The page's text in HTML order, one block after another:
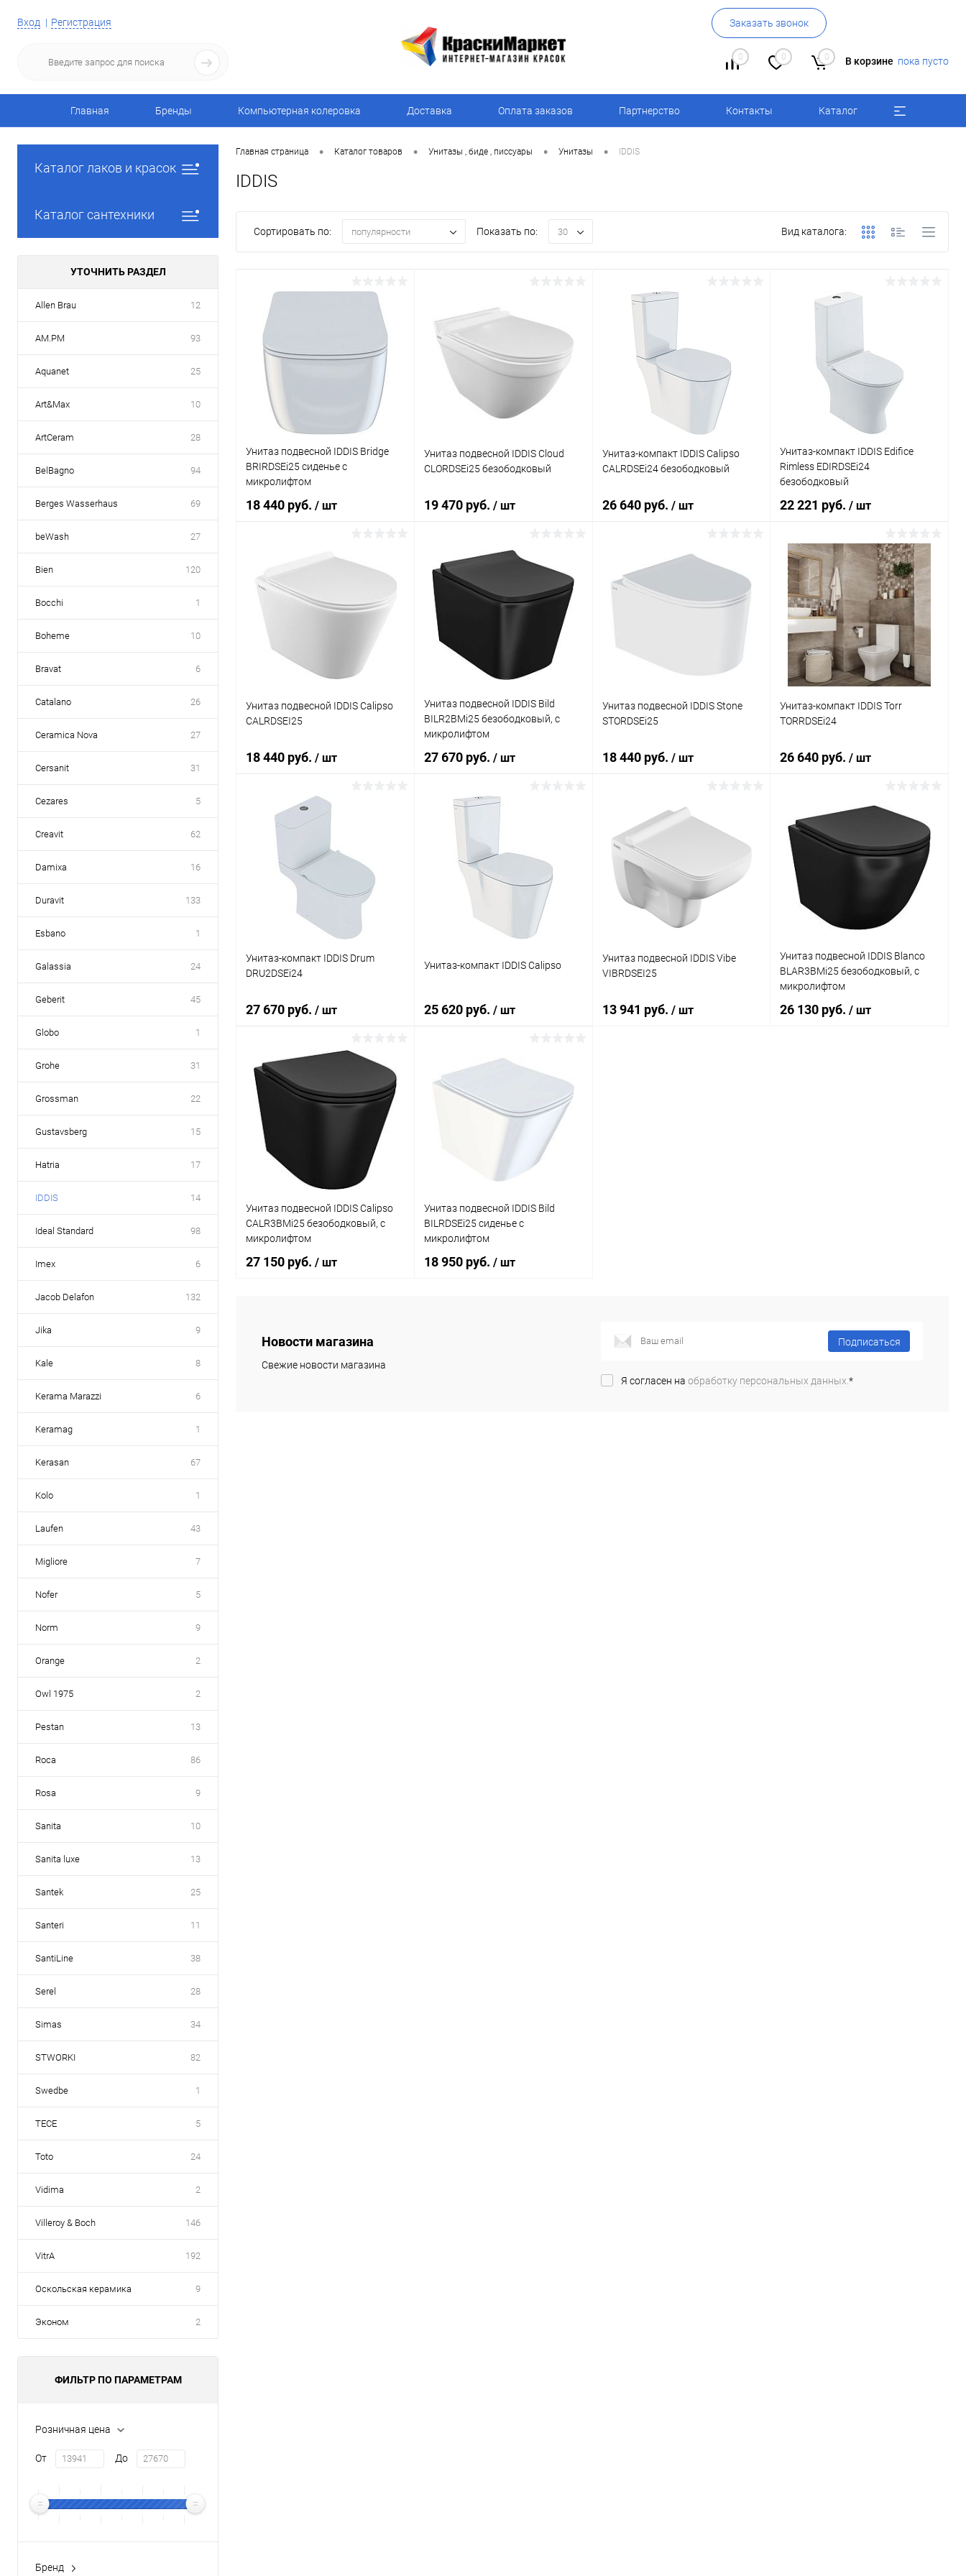
Вход Регистрация Заказать звонок
0 0 0 В корзине пока пусто
Главная Бренды Компьютерная колеровка Доставка Оплата заказов Партнерство Контакты Каталог
Каталог лаков и красок
Каталог сантехники
УТОЧНИТЬ РАЗДЕЛ
Allen Brau 12
AM.PM 93
Aquanet 25
Art&Max 10
ArtCeram 28
BelBagno 94
Berges Wasserhaus 69
beWash 27
Bien 120
Bocchi 1
Boheme 10
Bravat 6
Catalano 26
Ceramica Nova 27
Cersanit 31
Cezares 5
Creavit 62
Damixa 16
Duravit 133
Esbano 1
Galassia 24
Geberit 45
Globo 1
Grohe 31
Grossman 22
Gustavsberg 15
Hatria 17
IDDIS 14
Ideal Standard 98
Imex 6
Jacob Delafon 132
Jika 9
Kale 8
Kerama Marazzi 6
Keramag 1
Kerasan 67
Kolo 1
Laufen 43
Migliore 7
Nofer 5
Norm 9
Orange 2
Owl 1975 2
Pestan 13
Roca 86
Rosa 9
Sanita 10
Sanita luxe 13
Santek 25
Santeri 11
SantiLine 38
Serel 28
Simas 34
STWORKI 82
Swedbe 1
TECE 5
Toto 24
Vidima 2
Villeroy & Boch 146
VitrA 192
Оскольская керамика 9
Эконом 2
ФИЛЬТР ПО ПАРАМЕТРАМ
Розничная цена
От До
Бренд
Главная страница • Каталог товаров • Унитазы , биде , писсуары • Унитазы • IDDIS
IDDIS
Сортировать по: популярности Показать по: 30 Вид каталога:
Унитаз подвесной IDDIS Bridge
BRIRDSEi25 сиденье с
микролифтом
18 440 руб. / шт
В корзину
Купить в 1 клик Сравнение
В избранное
Унитаз подвесной IDDIS Cloud
CLORDSEi25 безободковый
19 470 руб. / шт
В корзину
Купить в 1 клик Сравнение
Под заказ
Унитаз-компакт IDDIS Calipso
CALRDSEi24 безободковый
26 640 руб. / шт
В корзину
Купить в 1 клик Сравнение
Унитаз-компакт IDDIS Edifice
Rimless EDIRDSEi24
безободковый
22 221 руб./ шт
В корзину
Купить в 1 клик Сравнение
В избранное Под заказ
Унитаз подвесной IDDIS Calipso
CALRDSEI25
18 440 руб. / шт
Купить в 1 клик Сравнение
В избранное Под заказ
Унитаз подвесной IDDIS Bild
BILR2BMi25 безободковый, с
микролифтом
27 670 руб. / шт
В корзину
Купить в 1 клик Сравнение
В избранное Под заказ
Унитаз подвесной IDDIS Stone
STORDSEi25
18 440 руб. / шт
В корзину
Купить в 1 клик
В избранное Под заказ
Унитаз-компакт IDDIS Torr
TORRDSEi24
26 640 руб./ шт
В корзину
Купить в 1 клик Сравнение
В избранное Под заказ
Унитаз-компакт IDDIS Drum
DRU2DSEi24
27 670 руб. / шт
Купить в 1 клик Сравнение
В избранное Под заказ
Унитаз-компакт IDDIS Calipso
25 620 руб. / шт
В корзину
Купить в 1 клик Сравнение
Под заказ
Унитаз подвесной IDDIS Vibe
VIBRDSEI25
13 941 руб. / шт
Унитаз подвесной IDDIS Blanco
BLAR3BMi25 безободковый, с
микролифтом
26 130 руб./ шт
Унитаз подвесной IDDIS Calipso
CALR3BMi25 безободковый, с
микролифтом
27 150 руб. / шт
Купить в 1 клик
Унитаз подвесной IDDIS Bild
BILRDSEi25 сиденье с
микролифтом
18 950 руб. / шт
Новости магазина
Свежие новости магазина
Подписаться
Я согласен на обработку персональных данных. *